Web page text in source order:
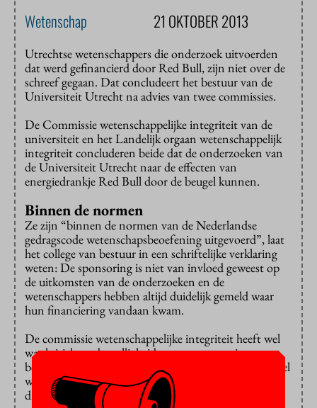
Wetenschap 21 OKTOBER 2013
Utrechtse wetenschappers die onderzoek uitvoerden
dat werd gefinancierd door Red Bull, zijn niet over de
schreef gegaan. Dat concludeert het bestuur van de
Universiteit Utrecht na advies van twee commissies.
De Commissie wetenschappelijke integriteit van de
universiteit en het Landelijk orgaan wetenschappelijk
integriteit concluderen beide dat de onderzoeken van
de Universiteit Utrecht naar de effecten van
energiedrankje Red Bull door de beugel kunnen.
Binnen de normen
Ze zijn “binnen de normen van de Nederlandse
gedragscode wetenschapsbeoefening uitgevoerd”, laat
het college van bestuur in een schriftelijke verklaring
weten: De sponsoring is niet van invloed geweest op
de uitkomsten van de onderzoeken en de
wetenschappers hebben altijd duidelijk gemeld waar
hun financiering vandaan kwam.
De commissie wetenschappelijke integriteit heeft wel
wat kritiek op de stelligheid waarmee sommige
bevindingen werden verwoord, maar vindt die ook wel
weer verklaarbaar “omdat het onderwerp flink wat
discussie oproept”, aldus de verklaring.